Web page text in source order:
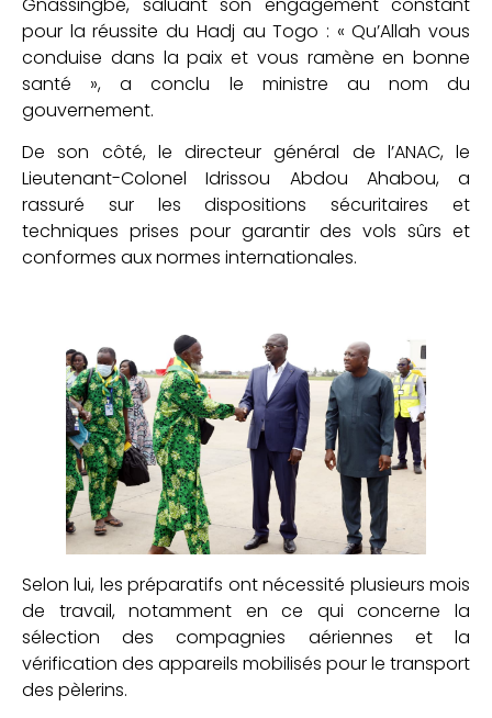
pour la réussite du Hadj au Togo : « Qu’Allah vous
conduise dans la paix et vous ramène en bonne
santé », a conclu le ministre au nom du
gouvernement.
De son côté, le directeur général de l’ANAC, le
Lieutenant-Colonel Idrissou Abdou Ahabou, a
rassuré sur les dispositions sécuritaires et
techniques prises pour garantir des vols sûrs et
conformes aux normes internationales.
Selon lui, les préparatifs ont nécessité plusieurs mois
de travail, notamment en ce qui concerne la
sélection des compagnies aériennes et la
vérification des appareils mobilisés pour le transport
des pèlerins.